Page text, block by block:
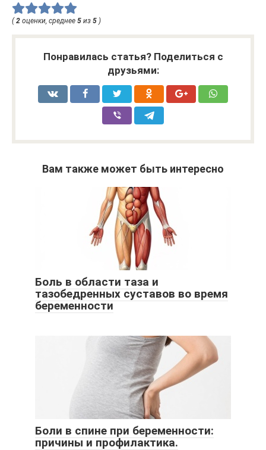
(2 оценки, среднее 5 из 5 )
Понравилась статья? Поделиться с
друзьями:
Вам также может быть интересно
Боль в области таза и
тазобедренных суставов во время
беременности
Боли в спине при беременности:
причины и профилактика.